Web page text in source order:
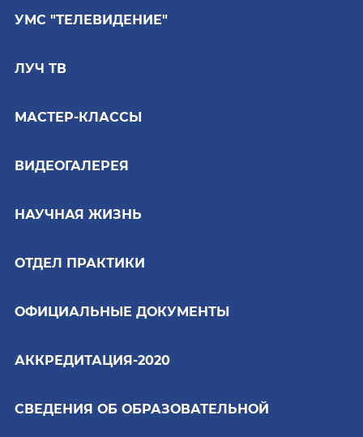
УМС "ТЕЛЕВИДЕНИЕ"
ЛУЧ ТВ
МАСТЕР-КЛАССЫ
ВИДЕОГАЛЕРЕЯ
НАУЧНАЯ ЖИЗНЬ
ОТДЕЛ ПРАКТИКИ
ОФИЦИАЛЬНЫЕ ДОКУМЕНТЫ
АККРЕДИТАЦИЯ-2020
СВЕДЕНИЯ ОБ ОБРАЗОВАТЕЛЬНОЙ